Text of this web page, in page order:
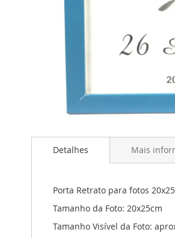
para
Galeria
imagens
Detalhes
Porta Retrato para fotos
Tamanho da Foto: 20x25cm
Tamanho Visível da Foto:
Mais